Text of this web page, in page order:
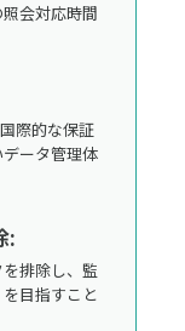
会対応時間
際的な保証
ータ管理体
:
排除し、監
目指すこと